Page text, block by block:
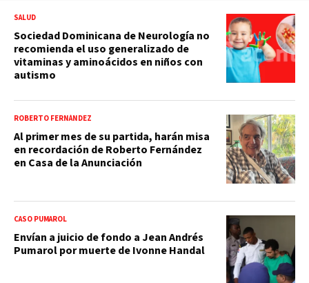
SALUD
Sociedad Dominicana de Neurología no
recomienda el uso generalizado de
vitaminas y aminoácidos en niños con
autismo
ROBERTO FERNÁNDEZ
Al primer mes de su partida, harán misa
en recordación de Roberto Fernández
en Casa de la Anunciación
CASO PUMAROL
Envían a juicio de fondo a Jean Andrés
Pumarol por muerte de Ivonne Handal